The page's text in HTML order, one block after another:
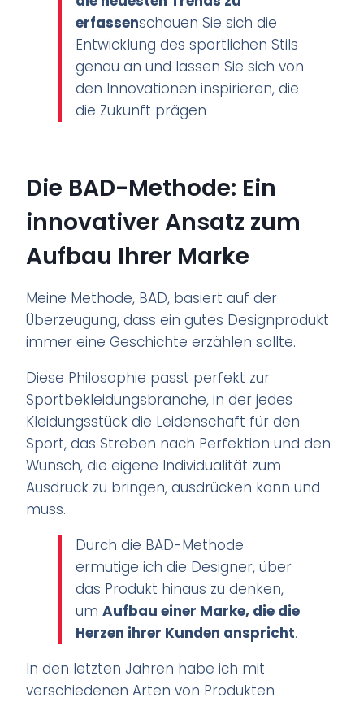
erfassenschauen Sie sich die
Entwicklung des sportlichen Stils
genau an und lassen Sie sich von
den Innovationen inspirieren, die
die Zukunft prägen
Die BAD-Methode: Ein
innovativer Ansatz zum
Aufbau Ihrer Marke
Meine Methode, BAD, basiert auf der
Überzeugung, dass ein gutes Designprodukt
immer eine Geschichte erzählen sollte.
Diese Philosophie passt perfekt zur
Sportbekleidungsbranche, in der jedes
Kleidungsstück die Leidenschaft für den
Sport, das Streben nach Perfektion und den
Wunsch, die eigene Individualität zum
Ausdruck zu bringen, ausdrücken kann und
muss.
Durch die BAD-Methode
ermutige ich die Designer, über
das Produkt hinaus zu denken,
umAufbau einer Marke, die die
Herzen ihrer Kunden anspricht.
In den letzten Jahren habe ich mit
verschiedenen Arten von Produkten